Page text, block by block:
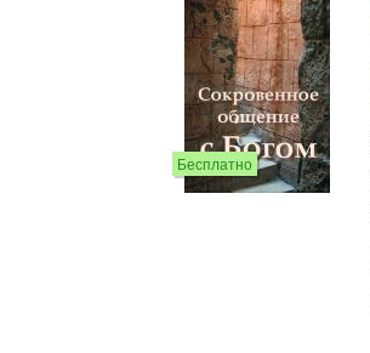
Бесплатно